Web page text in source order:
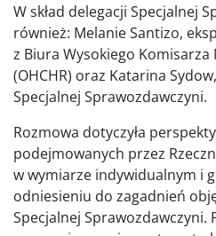
W skład delegacji Specjalnej
również: Melanie Santizo,
z Biura Wysokiego Komisarza
(OHCHR) oraz Katarina
Specjalnej Sprawozdawczyni.
Rozmowa dotyczyła
podejmowanych przez
w wymiarze indywidualnym i
odniesieniu do zagadnień
Specjalnej Sprawozdawczyni.